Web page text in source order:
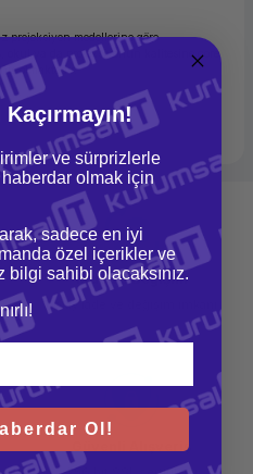
projeksiyon modellerine göre
okul ya da projeksiyonun kalitesine göre
olmaktadır.
İade ve Değişim
Kolay iade ve değişim imkanı
Güvenli Alışveriş
Kaçırmayın!
ve sürprizlerle
olmak için
sadece en iyi
özel içerikler ve
sahibi olacaksınız.
Ol!